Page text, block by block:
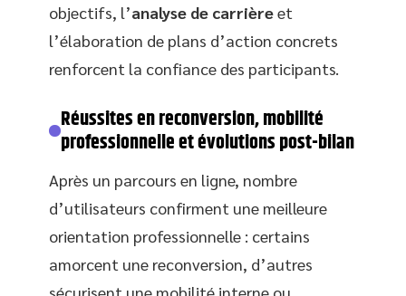
objectifs, l’analyse de carrièreet
l’élaboration de plans d’action concrets
renforcent la confiance des participants.
Réussites en reconversion, mobilité
professionnelle et évolutions post-bilan
Après un parcours en ligne, nombre
d’utilisateurs confirment une meilleure
orientation professionnelle : certains
amorcent une reconversion, d’autres
sécurisent une mobilité interne ou